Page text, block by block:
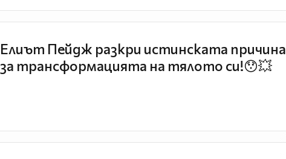
Елиът Пейдж разкри истинската причина
за трансформацията на тялото си!😯💥